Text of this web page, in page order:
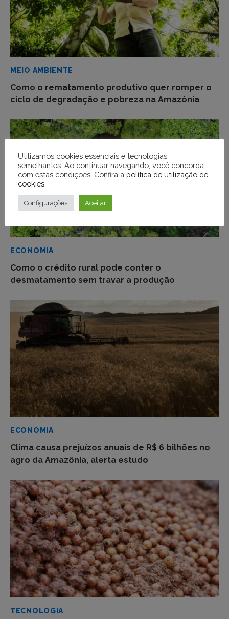
MEIO AMBIENTE
Como o rematamento produtivo quer romper o
ciclo de degradação e pobreza na Amazônia
ECONOMIA
Como o crédito rural pode conter o
desmatamento sem travar a produção
ECONOMIA
Clima causa prejuízos anuais de R$ 6 bilhões no
agro da Amazônia, alerta estudo
TECNOLOGIA
Utilizamos cookies essenciais e tecnologias
semelhantes. Ao continuar navegando, você concorda
com estas condições. Confira a política de utilização de
cookies
Configurações Aceitar